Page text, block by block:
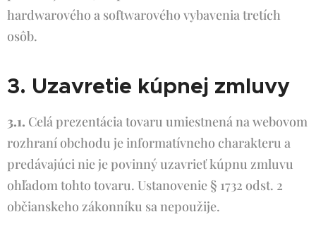
hardwarového a softwarového vybavenia tretích
osôb.
3. Uzavretie kúpnej zmluvy
3.1. Celá prezentácia tovaru umiestnená na webovom
rozhraní obchodu je informatívneho charakteru a
predávajúci nie je povinný uzavrieť kúpnu zmluvu
ohľadom tohto tovaru. Ustanovenie § 1732 odst. 2
občianskeho zákonníku sa nepoužije.